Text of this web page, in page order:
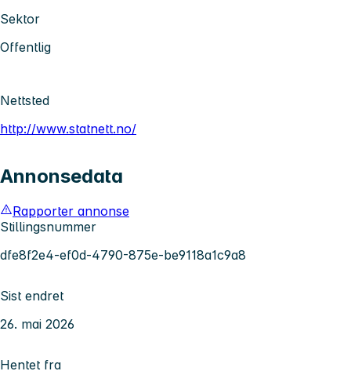
Sektor
Offentlig
Nettsted
http://www.statnett.no/
Annonsedata
Rapporter annonse
Stillingsnummer
dfe8f2e4-ef0d-4790-875e-be9118a1c9a8
Sist endret
26. mai 2026
Hentet fra